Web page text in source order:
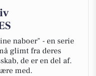
naboer" - en serie
glimt fra deres
de er en del af.
med.